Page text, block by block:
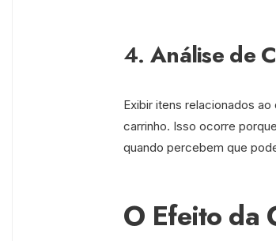
4. Análise de
Exibir itens relacionados
carrinho. Isso ocorre
quando percebem que
O Efeito da